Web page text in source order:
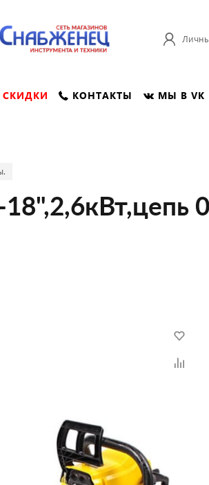
СКИДКИ КОНТАКТЫ МЫ В VK